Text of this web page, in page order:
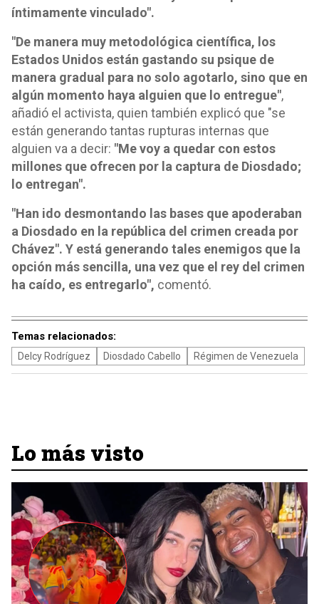
íntimamente vinculado".
"De manera muy metodológica científica, los
Estados Unidos están gastando su psique de
manera gradual para no solo agotarlo, sino que en
algún momento haya alguien que lo entregue",
añadió el activista, quien también explicó que "se
están generando tantas rupturas internas que
alguien va a decir: "Me voy a quedar con estos
millones que ofrecen por la captura de Diosdado;
lo entregan".
"Han ido desmontando las bases que apoderaban
a Diosdado en la república del crimen creada por
Chávez". Y está generando tales enemigos que la
opción más sencilla, una vez que el rey del crimen
ha caído, es entregarlo", comentó.
Temas relacionados:
Delcy Rodríguez Diosdado Cabello Régimen de Venezuela
Lo más visto